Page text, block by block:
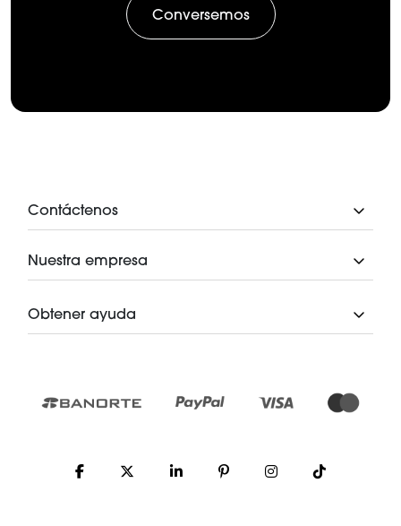
Conversemos
Contáctenos
Nuestra empresa
Obtener ayuda